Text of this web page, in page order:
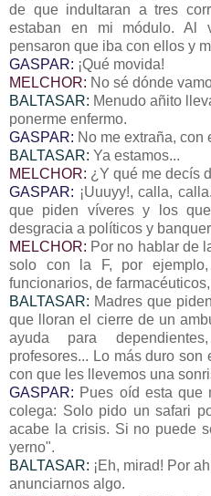
de que indultaran a tres
estaban en mi módulo. Al
pensaron que iba con ellos y
GASPAR: ¡Qué movida!
MELCHOR: No sé dónde
BALTASAR: Menudo añito
ponerme enfermo.
GASPAR: No me extraña, con
BALTASAR: Ya estamos...
MELCHOR: ¿Y qué me decís
GASPAR: ¡Uuuyy!, calla,
que piden víveres y los
desgracia a políticos y
MELCHOR: Por no hablar de
solo con la F, por
funcionarios, de
BALTASAR: Madres que
que lloran el cierre de un
ayuda para
profesores... Lo más duro
con que les llevemos una
GASPAR: Pues oíd esta que
colega: Solo pido un safari
acabe la crisis. Si no puede
yerno".
BALTASAR: ¡Eh, mirad! Por
anunciarnos algo.